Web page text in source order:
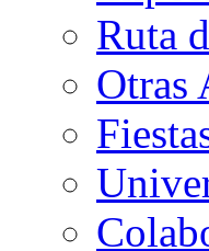
Ruta
Otras